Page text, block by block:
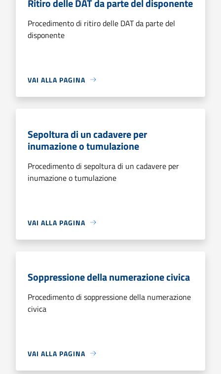
Procedimento di ritiro delle DAT da parte del
disponente
VAI ALLA PAGINA
Sepoltura di un cadavere per
inumazione o tumulazione
Procedimento di sepoltura di un cadavere per
inumazione o tumulazione
VAI ALLA PAGINA
Soppressione della numerazione civica
Procedimento di soppressione della numerazione
civica
VAI ALLA PAGINA